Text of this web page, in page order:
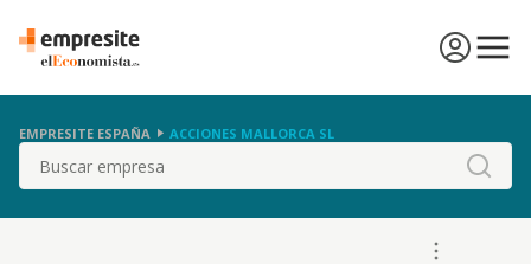
EMPRESITE ESPAÑA ACCIONES MALLORCA SL
Buscar